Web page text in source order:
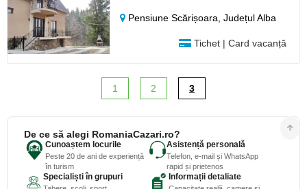
Pensiune Scărișoara,Județul Alba
Tichet | Card vacanță
1 2 3
De ce să alegi RomaniaCazari.ro?
Cunoaștem locurile
Peste 20 de ani de experiență
în turism
Asistență personală
Telefon, e-mail și WhatsApp
rapid și prietenos
Specialiști în grupuri Informații detaliate